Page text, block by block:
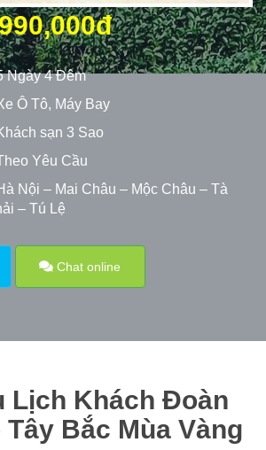
Ngày 4 Đêm
Ô Tô, Máy Bay
sạn 3 Sao
Yêu Cầu
Nội – Mai Châu – Mộc Châu – Tà
– Tú Lệ
Chat online
Lịch Khách Đoàn
Tây Bắc Mùa Vàng